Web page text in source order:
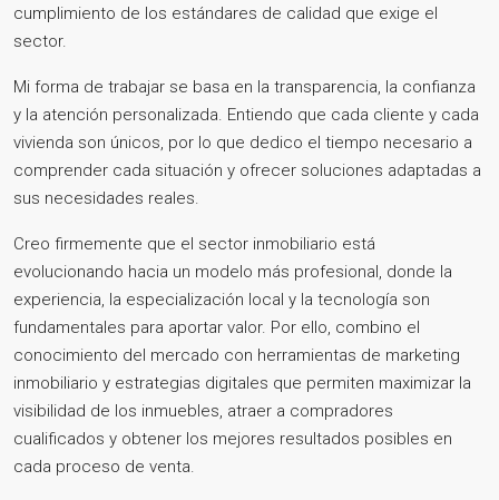
cumplimiento de los estándares de calidad que exige el
sector.
Mi forma de trabajar se basa en la transparencia, la confianza
y la atención personalizada. Entiendo que cada cliente y cada
vivienda son únicos, por lo que dedico el tiempo necesario a
comprender cada situación y ofrecer soluciones adaptadas a
sus necesidades reales.
Creo firmemente que el sector inmobiliario está
evolucionando hacia un modelo más profesional, donde la
experiencia, la especialización local y la tecnología son
fundamentales para aportar valor. Por ello, combino el
conocimiento del mercado con herramientas de marketing
inmobiliario y estrategias digitales que permiten maximizar la
visibilidad de los inmuebles, atraer a compradores
cualificados y obtener los mejores resultados posibles en
cada proceso de venta.